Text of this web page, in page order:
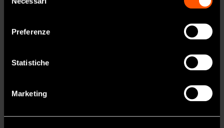
Preferenze
Statistiche
Marketing
E12
• Supporto con angolazione 95° per lime U
• Per posteriori